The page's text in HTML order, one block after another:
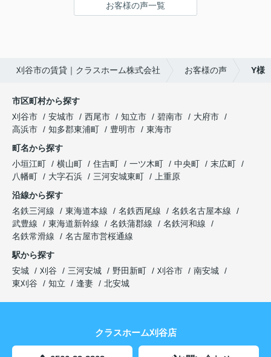
お客様の声一覧
刈谷市の賃貸｜クラスホーム株式会社 お客様の声 Y様
市区町村から探す
刈谷市
安城市 西尾市 知立市 碧南市
大府市
高浜市
知多郡東浦町 豊明市
東海市
町名から探す
小垣江町
横山町 住吉町 一ツ木町 中央町
末広町
八幡町
大字石浜 三河安城東町
上重原
沿線から探す
名鉄三河線
東海道本線 名鉄西尾線
名鉄名古屋本線
武豊線
東海道新幹線 名鉄蒲郡線
名鉄河和線
名鉄常滑線
名古屋市営桜通線
駅から探す
安城
刈谷 三河安城 野田新町 刈谷市
南安城
東刈谷
知立 逢妻 北安城
クラスホーム刈谷店